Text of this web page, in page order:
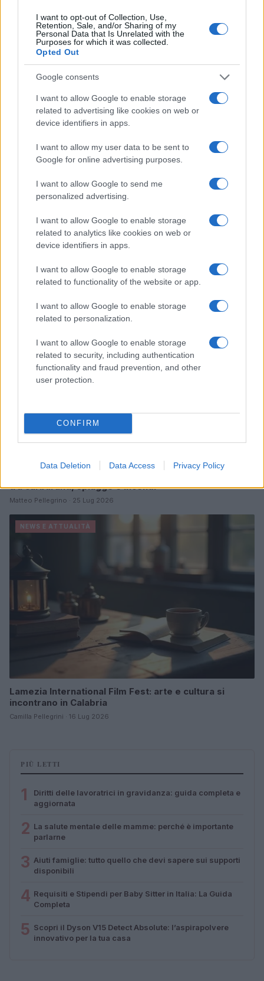
I want to opt-out of Collection, Use,
Retention, Sale, and/or Sharing of my
Personal Data that Is Unrelated with the
Purposes for which it was collected.
Opted Out
Google consents
I want to allow Google to enable storage
related to advertising like cookies on web or
device identifiers in apps.
I want to allow my user data to be sent to
Google for online advertising purposes.
I want to allow Google to send me
personalized advertising.
I want to allow Google to enable storage
related to analytics like cookies on web or
device identifiers in apps.
I want to allow Google to enable storage
related to functionality of the website or app.
I want to allow Google to enable storage
related to personalization.
I want to allow Google to enable storage
related to security, including authentication
functionality and fraud prevention, and other
user protection.
CONFIRM
Data Deletion Data Access Privacy Policy
Continua a leggere
NEWS E ATTUALITÀ
l’autunno 2026
Matteo Pellegrino · 6 Ago 2026
NEWS E ATTUALITÀ
tra carburanti, spiagge e incendi
Matteo Pellegrino · 25 Lug 2026
NEWS E ATTUALITÀ
Lamezia International Film Fest: arte e cultura si
incontrano in Calabria
Camilla Pellegrini · 16 Lug 2026
PIÙ LETTI
1
Diritti delle lavoratrici in gravidanza: guida completa e
aggiornata
2 La salute mentale delle mamme: perché è importante
parlarne
3 Aiuti famiglie: tutto quello che devi sapere sui supporti
disponibili
4 Requisiti e Stipendi per Baby Sitter in Italia: La Guida
Completa
5 Scopri il Dyson V15 Detect Absolute: l’aspirapolvere
innovativo per la tua casa